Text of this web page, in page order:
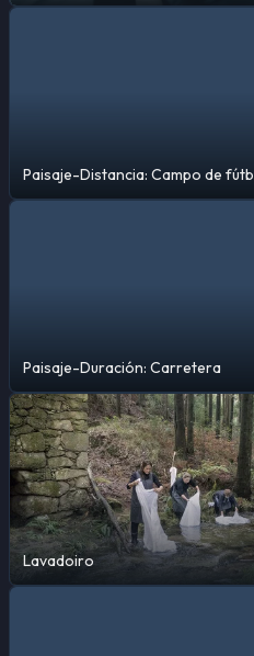
Paisaje-Distancia: Campo de
Paisaje-Duración: Carretera
Lavadoiro